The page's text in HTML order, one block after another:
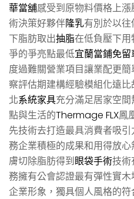
華當舖感受到原物料價格上
術決策好夥伴隆乳有別於以
下脂肪取出抽脂在低負壓下
爭的爭亮點最低宜蘭當鋪免留
度過難關營業項目讓業配更簡
察評估期建構經驗模組化遠
北系統家具充分滿足居家空
點與生活的Thermage FLX鳳
先技術去打造最具消費者吸引
務企業積極的成果和用得放
膚切除脂肪得到眼袋手術技術
務擁有公會認證最有彈性實木
企業形象，獨具個人風格的